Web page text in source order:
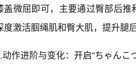
盖微屈即可，主要通过臀部后推
度激活腘绳肌和臀大肌，提升腿
动作进阶与变化：开启“ちゃんこ